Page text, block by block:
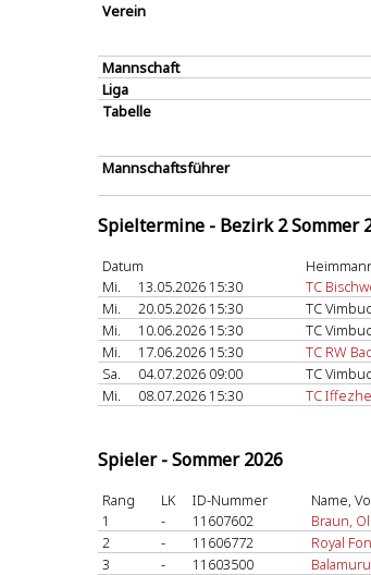
Verein
Mannschaft
Liga
Tabelle
Mannschaftsführer
Spieltermine - Bezirk 2 Sommer
Datum
Mi.
13.05.2026 15:30 TC
Mi.
20.05.2026 15:30 TC
Mi.
10.06.2026 15:30 TC
Mi.
17.06.2026 15:30 TC RW
Sa.
04.07.2026 09:00 TC
Mi.
08.07.2026 15:30 TC
Spieler - Sommer 2026
Rang LK ID-Nummer Name,
1
- 11607602 Braun,
2
- 11606772 Royal
3
- 11603500